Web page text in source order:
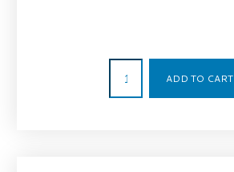
ADD TO CART